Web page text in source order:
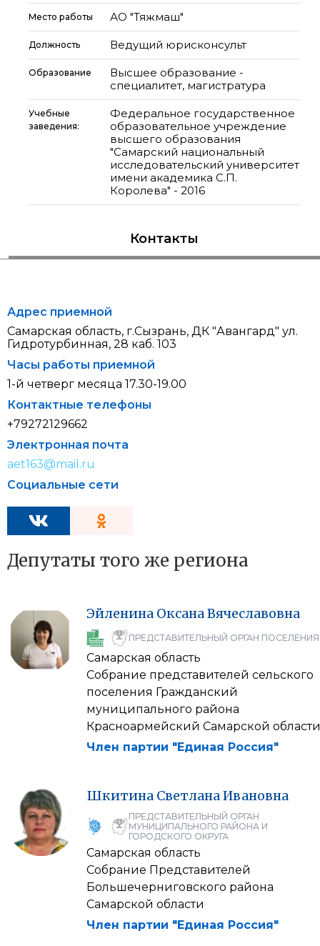
Место работы АО "Тяжмаш"
Должность Ведущий юрисконсульт
Образование
Высшее образование -
специалитет, магистратура
Учебные
заведения:
Федеральное государственное
образовательное учреждение
высшего образования
"Самарский национальный
исследовательский университет
имени академика С.П.
Королева" - 2016
Контакты
Адрес приемной
Самарская область, г.Сызрань, ДК "Авангард" ул.
Гидротурбинная, 28 каб. 103
Часы работы приемной
1-й четверг месяца 17.30-19.00
Контактные телефоны
+79272129662
Электронная почта
aet163@mail.ru
Социальные сети
Депутаты того же региона
Эйленина ОксанаВячеславовна
ПРЕДСТАВИТЕЛЬНЫЙ ОРГАН ПОСЕЛЕНИЯ
Самарская область
Собрание представителей сельского
поселения Гражданский
муниципального района
Красноармейский Самарской области
Член партии "Единая Россия"
Шкитина СветланаИвановна
ПРЕДСТАВИТЕЛЬНЫЙ ОРГАН
МУНИЦИПАЛЬНОГО РАЙОНА И
ГОРОДСКОГО ОКРУГА
Самарская область
Собрание Представителей
Большечерниговского района
Самарской области
Член партии "Единая Россия"